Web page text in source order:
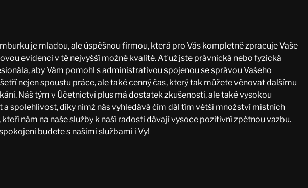
je mladou, ale úspěšnou firmou, která pro Vás kompletně zpracuje Vaše
evidenci v té nejvyšší možné kvalitě. Ať už jste právnická nebo fyzická
aby Vám pomohl s administrativou spojenou se správou Vašeho
nejen spoustu práce, ale také cenný čas, který tak můžete věnovat dalšímu
Náš tým v Účetnictví plus má dostatek zkušeností, ale také vysokou
spolehlivost, díky nimž nás vyhledává čím dál tím větší množství místních
nám na naše služby k naší radosti dávají vysoce pozitivní zpětnou vazbu.
budete s našimi službami i Vy!